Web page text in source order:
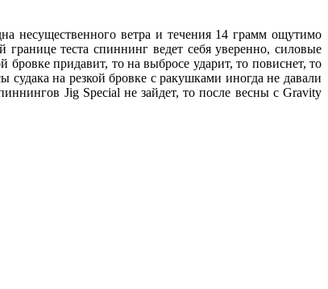
несущественного ветра и течения 14 грамм ощутимо
теста спиннинг ведет себя уверенно, силовые
придавит, то на выбросе ударит, то повиснет, то
на резкой бровке с ракушками иногда не давали
Jig Special не зайдет, то после весны с Gravity